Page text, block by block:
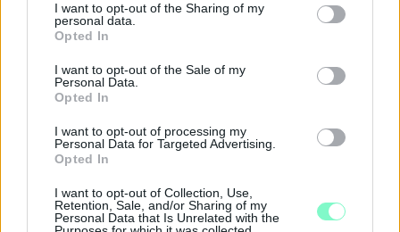
not limited to your visit or usage behaviour. You may click to
grant or deny consent to Google and its third-party tags to
use your data for below specified purposes in below Google
consent section.
I want to opt-out of the Sharing of my
personal data.
Opted In
I want to opt-out of the Sale of my
Personal Data.
Opted In
I want to opt-out of processing my
Personal Data for Targeted Advertising.
Opted In
I want to opt-out of Collection, Use,
Retention, Sale, and/or Sharing of my
Personal Data that Is Unrelated with the
A BAROKK ÖSSZES ÁRNYALATA ÉS MÉG EGY SOR
KIVÁLÓ PROGRAM VÁR MINDENKIT EZEN A HÉTVÉGÉN
Középpontban a hagyományőrzés, de lesz Pogány Induló és
Majka koncert, jóga szeánsz, “borhajózás” és egy csomó minden
Szólj hozzá!